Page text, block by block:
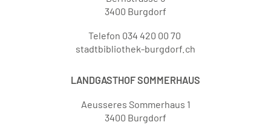
3400 Burgdorf
Telefon 034 420 00 70
stadtbibliothek-burgdorf.ch
LANDGASTHOF SOMMERHAUS
Aeusseres Sommerhaus 1
3400 Burgdorf